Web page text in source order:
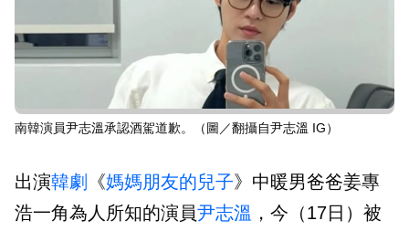
Ozone林佳辰大跳女團舞變「佳美」 舞台獻香吻
全場暴動了
南韓演員尹志溫承認酒駕道歉。（圖／翻攝自尹志溫 IG）
出演韓劇 《媽媽朋友的兒子》中暖男爸爸姜專
浩一角為人所知的演員尹志溫 ，今（17日）被